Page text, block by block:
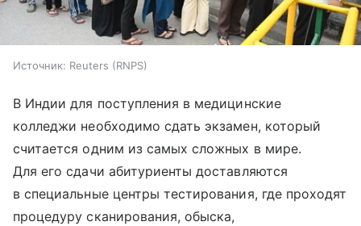
Источник: Reuters (RNPS)
В Индии для поступления в медицинские
колледжи необходимо сдать экзамен, который
считается одним из самых сложных в мире.
Для его сдачи абитуриенты доставляются
в специальные центры тестирования, где проходят
процедуру сканирования, обыска,